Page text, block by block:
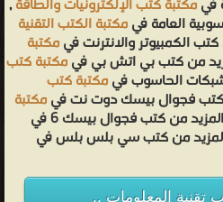
فيمكتبة كتب الإلكترونيات والطاقة,
العامة فيمكتبة الكتب التقنية
الكمبيوتر والانترنت فيمكتبة
من كتب بي اتش بي فيمكتبة كتب
الحاسوب فيمكتبة كتب
كتب فجوال بيسك دوت نت فيمكتبة
من كتب فجوال بيسك 6 في
من كتب سي بلس بلس في
المعلومات ..